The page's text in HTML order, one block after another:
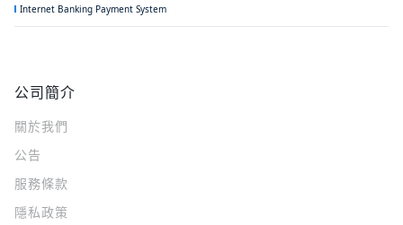
Internet Banking Payment System
公司簡介
關於我們
公告
服務條款
隱私政策